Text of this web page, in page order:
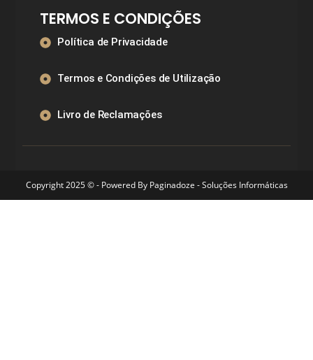
TERMOS E CONDIÇÕES
Política de Privacidade
Termos e Condições de Utilização
Livro de Reclamações
Copyright 2025 © - Powered By Paginadoze - Soluções Informáticas